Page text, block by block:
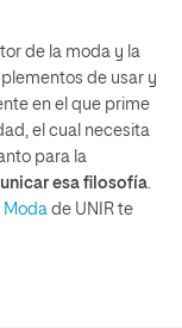
de la moda y la
de usar y
en el que prime
el cual necesita
para la
esa filosofía
Moda de UNIR te